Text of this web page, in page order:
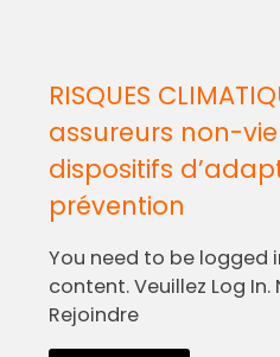
RISQUES
assureurs non-
dispositifs
prévention
You need to be logged
content. Veuillez Log
Rejoindre